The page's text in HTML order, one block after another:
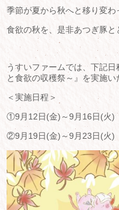
季節が夏から秋へと移り変わ
食欲の秋を、是非あつぎ豚と
うすいファームでは、下記
と食欲の収穫祭～』を実施い
＜実施日程＞
①9月12日(金)～9月16日(火)
②9月19日(金)～9月23日(火)